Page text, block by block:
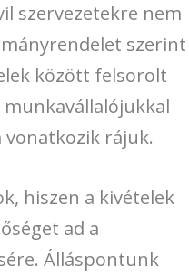
szervezetekre nem
szerint
között felsorolt
vonatkozik rájuk.
hiszen a kivételek
ad a
Álláspontunk